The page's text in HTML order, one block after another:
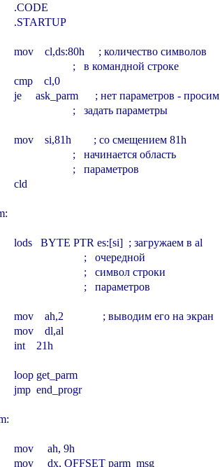
.CODE
.STARTUP
mov    cl,ds:80h     ; количество символов
;   в командной строке
cmp    cl,0
je     ask_parm      ; нет параметров - просим
;   задать параметры
mov    si,81h        ; со смещением 81h
;   начинается область
;   параметров
cld
lods   BYTE PTR es:[si]  ; загружаем в al
;   очередной
;   символ строки
;   параметров
mov    ah,2              ; выводим его на экран
mov    dl,al
int    21h
loop get_parm
jmp  end_progr
mov     ah, 9h
mov     dx, OFFSET parm_msg